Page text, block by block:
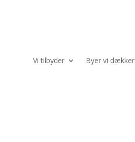
Vi tilbyder Byer vi dækker